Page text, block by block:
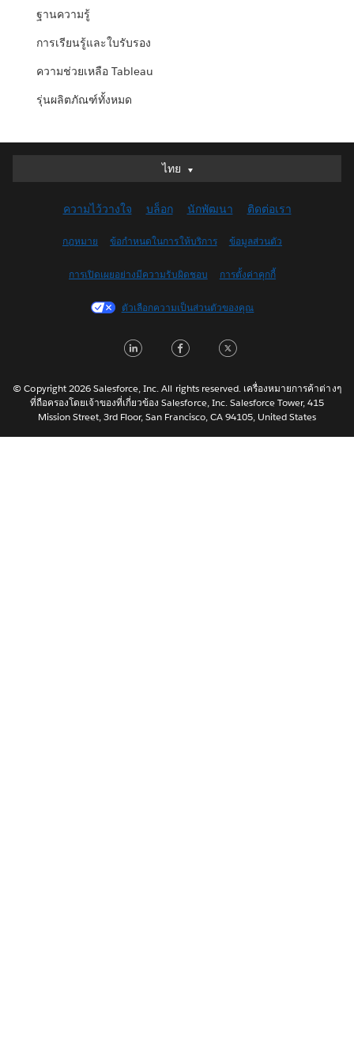
ฐานความรู้
การเรียนรู้และใบรับรอง
ความช่วยเหลือ Tableau
รุ่นผลิตภัณฑ์ทั้งหมด
ไทย
ไทย
English (UK)
English (US)
Français (Canada)
Français (France)
日本語
Nederlands
Português
ความไว้วางใจ บล็อก นักพัฒนา ติดต่อเรา
กฎหมาย ข้อกำหนดในการให้บริการ ข้อมูลส่วนตัว
การเปิดเผยอย่างมีความรับผิดชอบ การตั้งค่าคุกกี้
ตัวเลือกความเป็นส่วนตัวของคุณ
LinkedInFacebook
© Copyright 2026 Salesforce, Inc. All rights reserved. เครื่องหมายการค้าต่างๆ
ที่ถือครองโดยเจ้าของที่เกี่ยวข้อง Salesforce, Inc. Salesforce Tower, 415
Mission Street, 3rd Floor, San Francisco, CA 94105, United States